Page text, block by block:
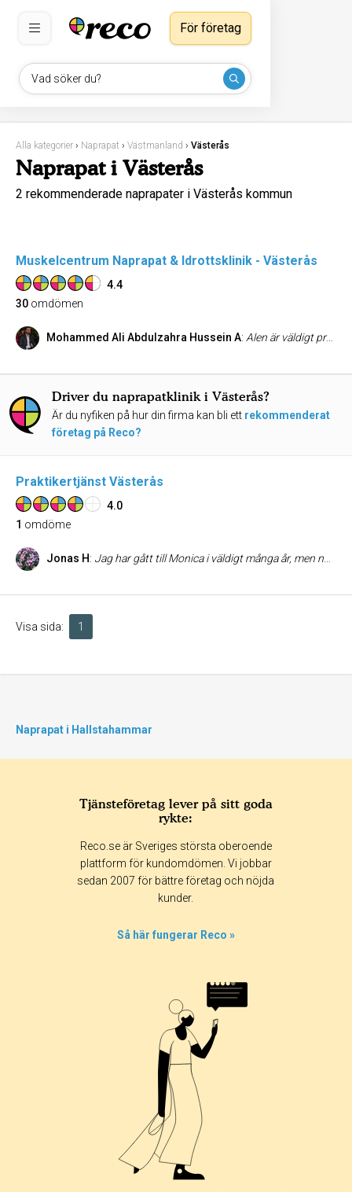
Vad söker du?
För företag
Alla kategorier › Naprapat › Västmanland › Västerås
Naprapat i Västerås
2 rekommenderade naprapater i Västerås kommun
Muskelcentrum Naprapat & Idrottsklinik - Västerås
4.4
30 omdömen
Mohammed Ali Abdulzahra Hussein A: Alen är väldigt professionell och kunnig. Han är pedagogisk och har en stor kunskap att lokalisera smärtan och behandla den på bästa sätt.
Driver du naprapatklinik i Västerås?
Är du nyfiken på hur din firma kan bli ett rekommenderat
företag på Reco?
Praktikertjänst Västerås
4.0
1 omdöme
Jonas H: Jag har gått till Monica i väldigt många år, men nu har hon tagit ytterligare ett steg upp på topplistan - min "tandläkarskräck" är nu botad. Behandlingen började med lätta tryck med bedövningssprutan - givetvis smärtfria - och själva borrningen och lagning var helt smärtfri. Det har aldrig hänt förrut. Putsning ingick i behandlingen utan extra kostnad. Lagningarna håller, det är också ett plus...
Visa sida: 1
Naprapat i Hallstahammar
Tjänsteföretag lever på sitt goda
rykte:
Reco.se är Sveriges största oberoende
plattform för kundomdömen. Vi jobbar
sedan 2007 för bättre företag och nöjda
kunder.
Så här fungerar Reco »